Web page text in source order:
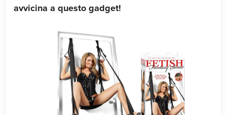
avvicina a questo gadget!